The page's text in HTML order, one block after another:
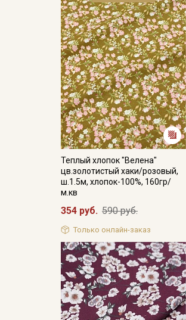
Теплый хлопок "Велена"
цв.золотистый хаки/розовый,
ш.1.5м, хлопок-100%, 160гр/
м.кв
354 руб. 590 руб.
Только онлайн-заказ